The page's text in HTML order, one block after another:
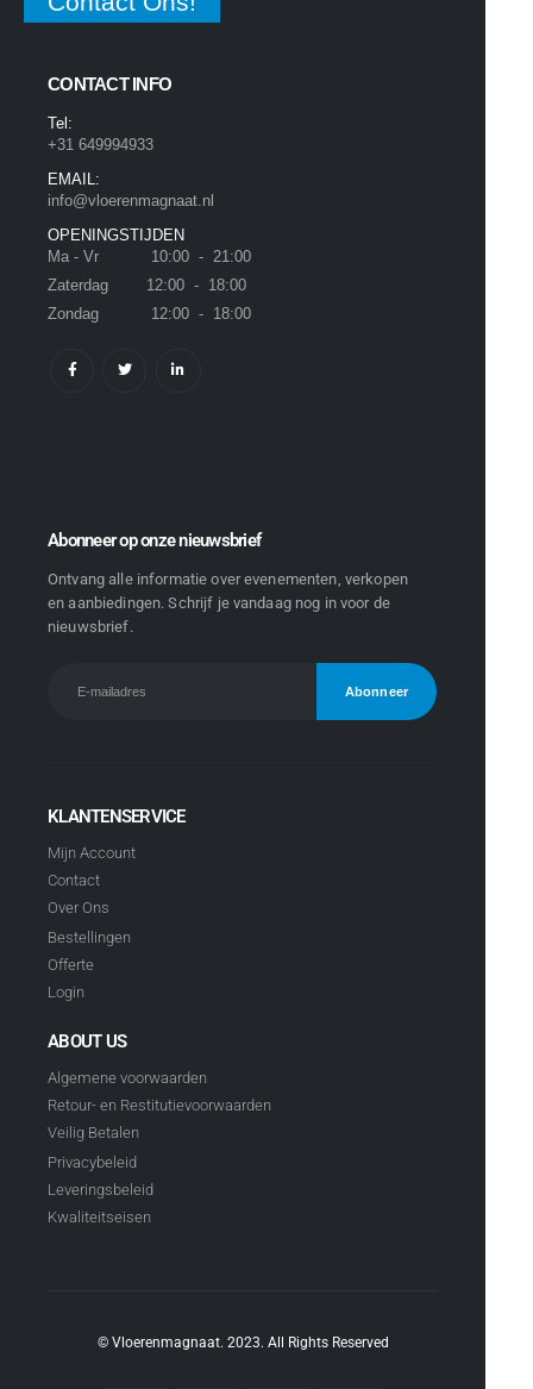
CONTACT INFO
Tel:
+31 649994933
EMAIL:
info@vloerenmagnaat.nl
OPENINGSTIJDEN
Ma - Vr 10:00 - 21:00
Zaterdag 12:00 - 18:00
Zondag 12:00 - 18:00
Abonneer op onze nieuwsbrief
Ontvang alle informatie over evenementen, verkopen
en aanbiedingen. Schrijf je vandaag nog in voor de
nieuwsbrief.
KLANTENSERVICE
Mijn Account
Contact
Over Ons
Bestellingen
Offerte
Login
ABOUT US
Algemene voorwaarden
Retour- en Restitutievoorwaarden
Veilig Betalen
Privacybeleid
Leveringsbeleid
Kwaliteitseisen
© Vloerenmagnaat. 2023. All Rights Reserved